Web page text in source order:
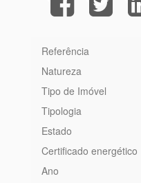
Referência
Natureza
Tipo de Imóvel
Tipologia
Estado
Certificado energético
Ano